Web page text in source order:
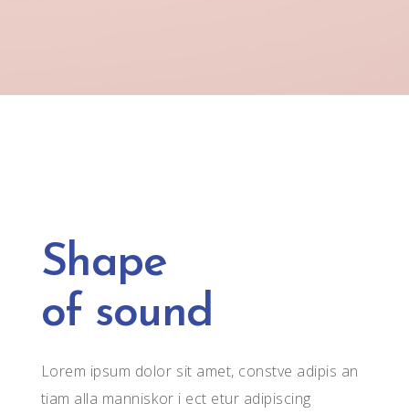
Shape
of sound
Lorem ipsum dolor sit amet, constve adipis an
tiam alla manniskor i ect etur adipiscing